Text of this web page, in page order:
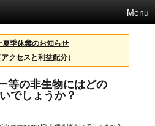
Menu
季休業のお知らせ
クセスと利益配分）
等の非生物にはどの
でしょうか？